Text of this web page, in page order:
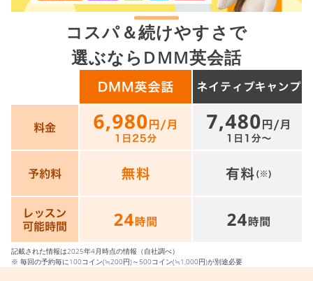
コスパ＆続けやすさで
選ぶならDMM英会話
記載された情報は2025年4月時点の情報（自社調べ）
※ 毎回の予約毎に100コイン(≒200円)～500コイン(≒1,000円)が別途必要